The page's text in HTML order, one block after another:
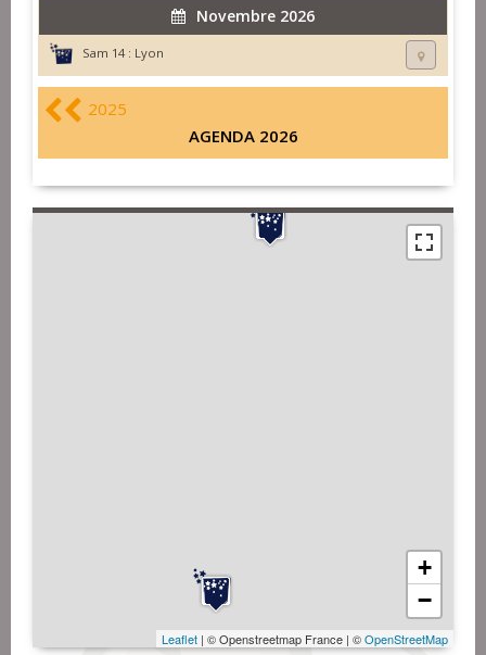
Novembre 2026
Sam 14 : Lyon
2025
AGENDA 2026
+
−
Leaflet | © Openstreetmap France | ©OpenStreetMap